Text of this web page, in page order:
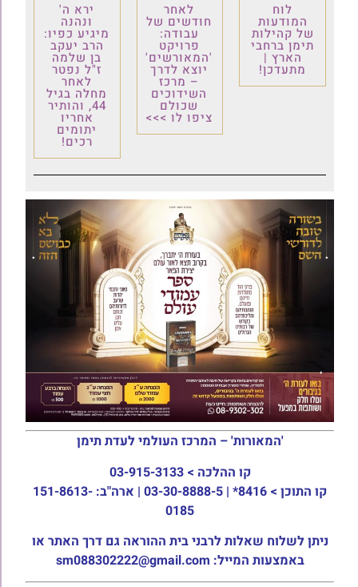
לוח
המודעות
של קהילות
תימן ברחבי
הארץ |
מתעדכן!
לאחר
חודשים של
עבודה:
פרויקט
'המאורשים'
יוצא לדרך
– מרכז
השידוכים
שכולם
ציפו לו >>>
ירא ה'
ונהנה
מיגיע כפיו:
הרב יעקב
בן שלמה
ז"ל נפטר
לאחר
מחלה בגיל
44, והותיר
אחריו
יתומים
רכים!
'המאורות' – המרכז העולמי לעדת תימן
קו ההלכה > 03-915-3133
קו התוכן >
8416* | 03-30-8888-5 | ארה"ב: 151-8613-
0185
ניתן לשלוח שאלות לרבני בית ההוראה גם דרך האתר או
באמצעות המייל: sm088302222@gmail.com